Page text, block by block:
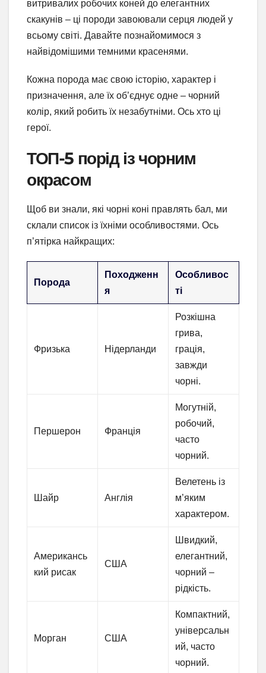
витривалих робочих коней до елегантних
скакунів – ці породи завоювали серця людей у
всьому світі. Давайте познайомимося з
найвідомішими темними красенями.
Кожна порода має свою історію, характер і
призначення, але їх об’єднує одне – чорний
колір, який робить їх незабутніми. Ось хто ці
герої.
ТОП-5 порід із чорним
окрасом
Щоб ви знали, які чорні коні правлять бал, ми
склали список із їхніми особливостями. Ось
п’ятірка найкращих:
Порода
Походженн
я
Особливос
ті
Фризька Нідерланди
Розкішна
грива,
грація,
завжди
чорні.
Першерон Франція
Могутній,
робочий,
часто
чорний.
Шайр Англія
Велетень із
м’яким
характером.
Американсь
кий рисак
США
Швидкий,
елегантний,
чорний –
рідкість.
Морган США
Компактний,
універсальн
ий, часто
чорний.